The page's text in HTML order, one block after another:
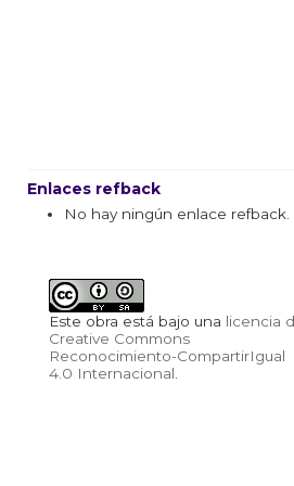
Enlaces refback
No hay ningún enlace refback.
Este obra está bajo una licencia
Creative Commons
Reconocimiento-CompartirIgual
4.0 Internacional